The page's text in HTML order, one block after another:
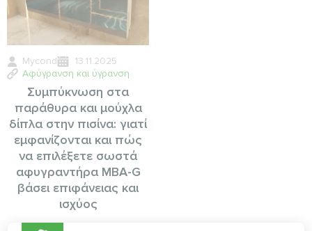
Mycond
13.11.2025
Αφύγρανση και ύγρανση
Συμπύκνωση στα
παράθυρα και μούχλα
δίπλα στην πισίνα: γιατί
εμφανίζονται και πώς
να επιλέξετε σωστά
αφυγραντήρα MBA-G
βάσει επιφάνειας και
ισχύος